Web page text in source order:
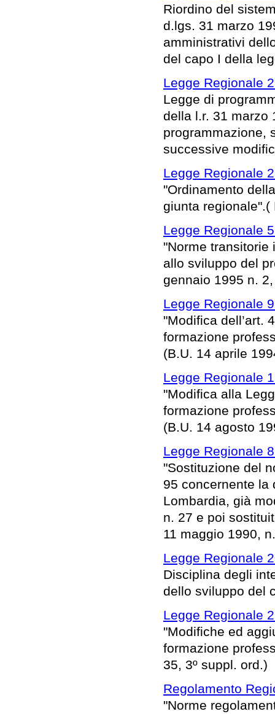
Riordino del
d.lgs. 31 marzo
amministrativi
del capo I della
Legge Regionale
Legge di
della l.r. 31 marzo
programmazione,
successive
Legge Regionale
"Ordinamento
giunta regionale".(
Legge Regionale
"Norme
allo sviluppo del
gennaio 1995 n.
Legge Regionale
"Modifica dell’art.
formazione
(B.U. 14 aprile
Legge Regionale
"Modifica alla
formazione
(B.U. 14 agosto
Legge Regionale
"Sostituzione del
95 concernente la
Lombardia, già
n. 27 e poi
11 maggio 1990,
Legge Regionale
Disciplina degli
dello sviluppo del
Legge Regionale
"Modifiche ed
formazione
35, 3º suppl. ord.)
Regolamento
"Norme